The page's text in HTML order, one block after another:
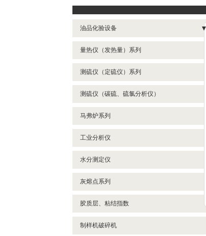
油品化验设备
- 闭口闪点测定仪
- 机械杂质测定仪
- 减压馏程试验器
- 倾点、浊点、凝点
- 十六烷值测定仪
- 石油产品硫含量测定仪
- 石油密度测定仪
- 微量水分试验器
- 油液污染度测定仪
量热仪（发热量）系列
测硫仪（定硫仪）系列
测硫仪（碳硫、硫氯分析仪）
马弗炉系列
工业分析仪
水分测定仪
灰熔点系列
胶质层、粘结指数
制样机破碎机